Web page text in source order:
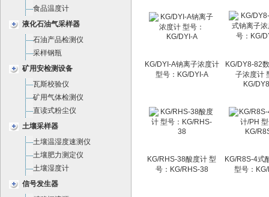
食品温度计
液化石油气采样器
石油产品检测仪
采样钢瓶
矿用安检测设备
瓦斯校验仪
矿用气体检测仪
直读式粉尘仪
土壤采样器
土壤温湿度速测仪
土壤肥力测定仪
土壤湿度计
信号发生器
KG/DYI-A钠离子浓度计
型号：KG/DYI-A
KG/DY8-82
子浓度计
KG/
KG/RHS-38酸度计 型
号：KG/RHS-38
KG/R8S-4式
型号：